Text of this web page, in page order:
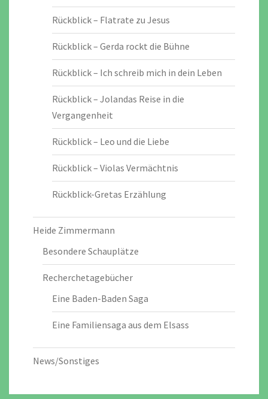
Rückblick – Flatrate zu Jesus
Rückblick – Gerda rockt die Bühne
Rückblick – Ich schreib mich in dein Leben
Rückblick – Jolandas Reise in die
Vergangenheit
Rückblick – Leo und die Liebe
Rückblick – Violas Vermächtnis
Rückblick-Gretas Erzählung
Heide Zimmermann
Besondere Schauplätze
Recherchetagebücher
Eine Baden-Baden Saga
Eine Familiensaga aus dem Elsass
News/Sonstiges